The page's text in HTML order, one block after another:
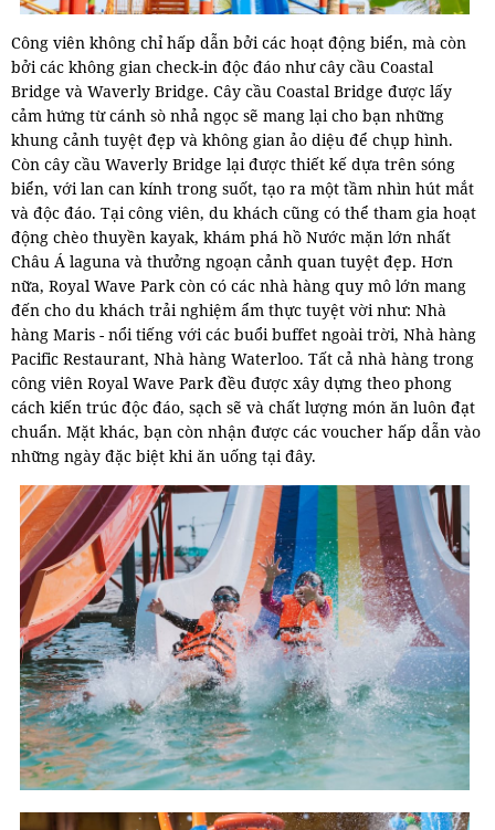
Công viên không chỉ hấp dẫn bởi các hoạt động biển, mà còn
bởi các không gian check-in độc đáo như cây cầu Coastal
Bridge và Waverly Bridge. Cây cầu Coastal Bridge được lấy
cảm hứng từ cánh sò nhả ngọc sẽ mang lại cho bạn những
khung cảnh tuyệt đẹp và không gian ảo diệu để chụp hình.
Còn cây cầu Waverly Bridge lại được thiết kế dựa trên sóng
biển, với lan can kính trong suốt, tạo ra một tầm nhìn hút mắt
và độc đáo. Tại công viên, du khách cũng có thể tham gia hoạt
động chèo thuyền kayak, khám phá hồ Nước mặn lớn nhất
Châu Á laguna và thưởng ngoạn cảnh quan tuyệt đẹp. Hơn
nữa, Royal Wave Park còn có các nhà hàng quy mô lớn mang
đến cho du khách trải nghiệm ẩm thực tuyệt vời như: Nhà
hàng Maris - nổi tiếng với các buổi buffet ngoài trời, Nhà hàng
Pacific Restaurant, Nhà hàng Waterloo. Tất cả nhà hàng trong
công viên Royal Wave Park đều được xây dựng theo phong
cách kiến trúc độc đáo, sạch sẽ và chất lượng món ăn luôn đạt
chuẩn. Mặt khác, bạn còn nhận được các voucher hấp dẫn vào
những ngày đặc biệt khi ăn uống tại đây.